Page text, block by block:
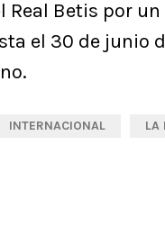
Betis por un
el 30 de junio
INTERNACIONAL LA